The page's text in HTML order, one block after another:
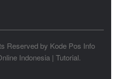
Reserved by Kode Pos Info
Indonesia| Tutorial.